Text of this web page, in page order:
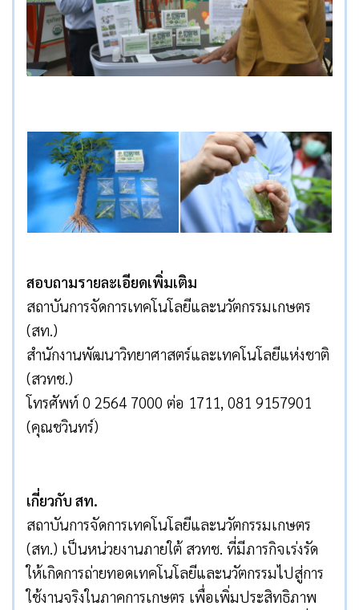
สอบถามรายละเอียดเพิ่มเติม
สถาบันการจัดการเทคโนโลยีและนวัตกรรมเกษตร
(สท.)
สำนักงานพัฒนาวิทยาศาสตร์และเทคโนโลยีแห่งชาติ
(สวทช.)
โทรศัพท์ 0 2564 7000 ต่อ 1711, 081 9157901
(คุณชวินทร์)
เกี่ยวกับ สท.
สถาบันการจัดการเทคโนโลยีและนวัตกรรมเกษตร
(สท.) เป็นหน่วยงานภายใต้ สวทช. ที่มีภารกิจเร่งรัด
ให้เกิดการถ่ายทอดเทคโนโลยีและนวัตกรรมไปสู่การ
ใช้งานจริงในภาคการเกษตร เพื่อเพิ่มประสิทธิภาพ